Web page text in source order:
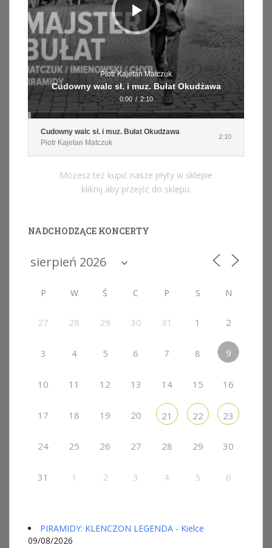
Piotr Kajetan Matczuk
Cudowny walc sł. i muz. Bułat Okudżawa
0:00 / 2:10
Cudowny walc sł. i muz. Bułat Okudżawa
Piotr Kajetan Matczuk
2:10
Możesz też kupić nasze płyty w sklepie
kliknij aby przejść do sklepu.
NADCHODZĄCE KONCERTY
P W Ś C P S N
27 28 29 30 31 1 2
3 4 5 6 7 8 9
10 11 12 13 14 15 16
17 18 19 20 21 22 23
24 25 26 27 28 29 30
31 1 2 3 4 5 6
PIRAMIDY: KLENCZON LEGENDA - Kielce
09/08/2026